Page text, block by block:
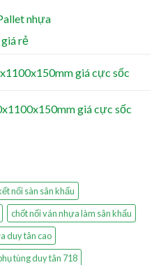
nhựa
rẻ
giá cực sốc
giá cực sốc
nối sàn sân khấu
chốt nối ván nhựa làm sân khấu
duy tân cao
tùng duy tân 718